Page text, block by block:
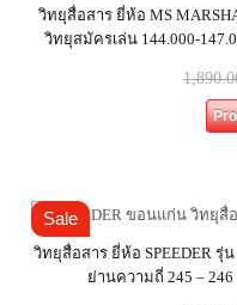
วิทยุสื่อสาร ยี่ห้อ MS
วิทยุสมัครเล่น 144.000-
Sale
วิทยุสื่อสาร ยี่ห้อ SPEEDER รุ่
ย่านความถี่ 245 –